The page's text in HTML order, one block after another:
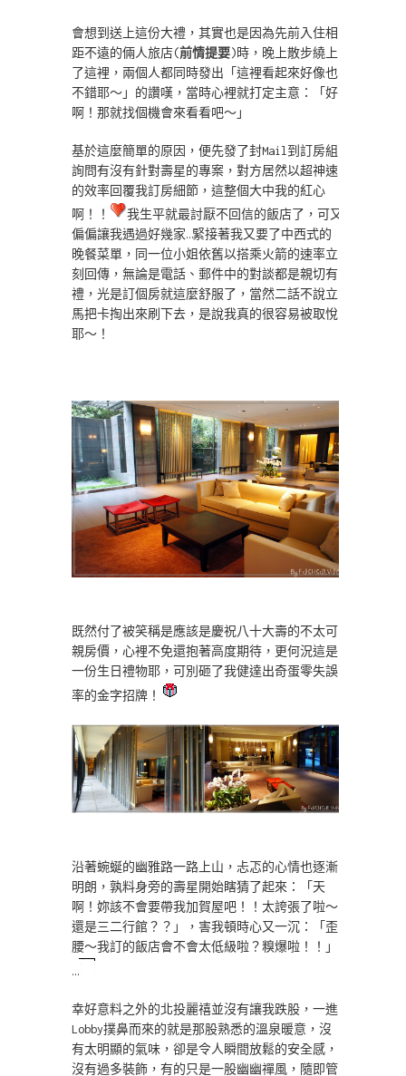
會想到送上這份大禮，其實也是因為先前入住相
距不遠的倆人旅店(前情提要)時，晚上散步繞上
了這裡，兩個人都同時發出「這裡看起來好像也
不錯耶～」的讚嘆，當時心裡就打定主意：「好
啊！那就找個機會來看看吧～」
基於這麼簡單的原因，便先發了封Mail到訂房組
詢問有沒有針對壽星的專案，對方居然以超神速
的效率回覆我訂房細節，這整個大中我的紅心
啊！！
我生平就最討厭不回信的飯店了，可又
偏偏讓我遇過好幾家…緊接著我又要了中西式的
晚餐菜單，同一位小姐依舊以搭乘火箭的速率立
刻回傳，無論是電話、郵件中的對談都是親切有
禮，光是訂個房就這麼舒服了，當然二話不說立
馬把卡掏出來刷下去，是說我真的很容易被取悅
耶～！
既然付了被笑稱是應該是慶祝八十大壽的不太可
親房價，心裡不免還抱著高度期待，更何況這是
一份生日禮物耶，可別砸了我健達出奇蛋零失誤
率的金字招牌！
沿著蜿蜒的幽雅路一路上山，忐忑的心情也逐漸
明朗，孰料身旁的壽星開始瞎猜了起來：「天
啊！妳該不會要帶我加賀屋吧！！太誇張了啦～
還是三二行館？？」，害我頓時心又一沉：「歪
腰～我訂的飯店會不會太低級啦？糗爆啦！！」
…
幸好意料之外的北投麗禧並沒有讓我跌股，一進
Lobby撲鼻而來的就是那股熟悉的溫泉暖意，沒
有太明顯的氣味，卻是令人瞬間放鬆的安全感，
沒有過多裝飾，有的只是一股幽幽禪風，隨即管